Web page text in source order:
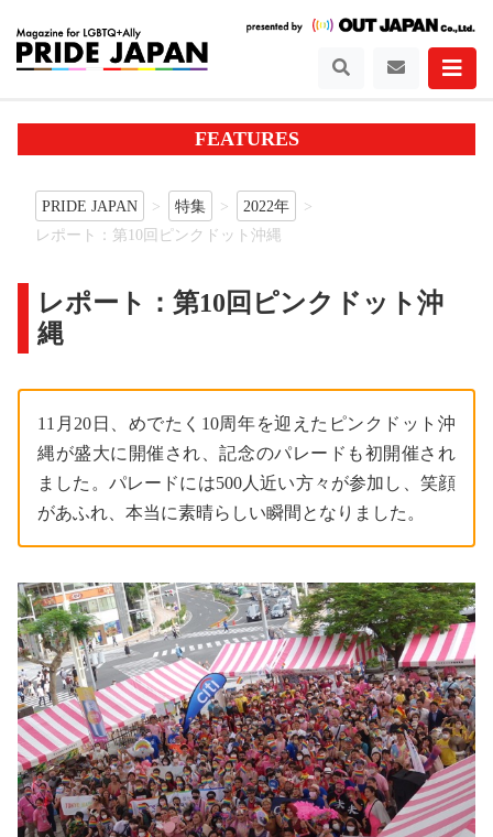
FEATURES
PRIDE JAPAN 特集
2022年
レポート：第10回ピンクドット沖縄
レポート：第10回ピンクドット沖
縄
11月20日、めでたく10周年を迎えたピンクドット沖
縄が盛大に開催され、記念のパレードも初開催され
ました。パレードには500人近い方々が参加し、笑顔
があふれ、本当に素晴らしい瞬間となりました。